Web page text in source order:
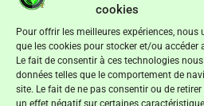
cookies
Pour offrir les meilleures expériences,
que les cookies pour stocker et/ou
Le fait de consentir à ces technologies
données telles que le comportement de
site. Le fait de ne pas consentir ou de
un effet négatif sur certaines
HORIZON SP—CA SAINT-
09/08/2026 NE DREHU—AS
09/08/2026 AS LOSSI—ASC GAICA